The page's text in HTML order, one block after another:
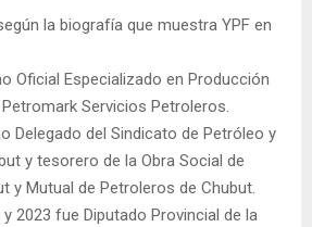
la biografía que muestra YPF en
Oficial Especializado en Producción
Servicios Petroleros.
Delegado del Sindicato de Petróleo y
y tesorero de la Obra Social de
y Mutual de Petroleros de Chubut.
2023 fue Diputado Provincial de la